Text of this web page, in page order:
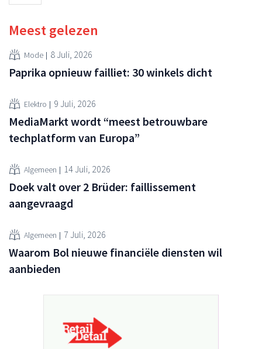
Meest gelezen
Mode 8 Juli, 2026
Paprika opnieuw failliet: 30 winkels dicht
Elektro 9 Juli, 2026
MediaMarkt wordt “meest betrouwbare
techplatform van Europa”
Algemeen 14 Juli, 2026
Doek valt over 2 Brüder: faillissement
aangevraagd
Algemeen 7 Juli, 2026
Waarom Bol nieuwe financiële diensten wil
aanbieden